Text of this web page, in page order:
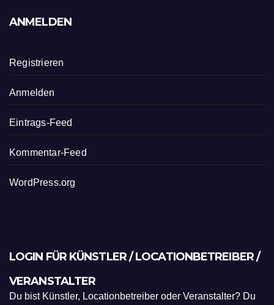
ANMELDEN
Registrieren
Anmelden
Eintrags-Feed
Kommentar-Feed
WordPress.org
LOGIN FÜR KÜNSTLER / LOCATIONBETREIBER /
VERANSTALTER
Du bist Künstler, Locationbetreiber oder Veranstalter? Du